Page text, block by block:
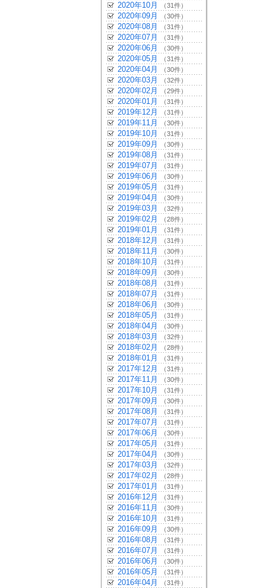
2020年10月 （31件）
2020年09月 （30件）
2020年08月 （31件）
2020年07月 （31件）
2020年06月 （30件）
2020年05月 （31件）
2020年04月 （30件）
2020年03月 （32件）
2020年02月 （29件）
2020年01月 （31件）
2019年12月 （31件）
2019年11月 （30件）
2019年10月 （31件）
2019年09月 （30件）
2019年08月 （31件）
2019年07月 （31件）
2019年06月 （30件）
2019年05月 （31件）
2019年04月 （30件）
2019年03月 （32件）
2019年02月 （28件）
2019年01月 （31件）
2018年12月 （31件）
2018年11月 （30件）
2018年10月 （31件）
2018年09月 （30件）
2018年08月 （31件）
2018年07月 （31件）
2018年06月 （30件）
2018年05月 （31件）
2018年04月 （30件）
2018年03月 （32件）
2018年02月 （28件）
2018年01月 （31件）
2017年12月 （31件）
2017年11月 （30件）
2017年10月 （31件）
2017年09月 （30件）
2017年08月 （31件）
2017年07月 （31件）
2017年06月 （30件）
2017年05月 （31件）
2017年04月 （30件）
2017年03月 （32件）
2017年02月 （28件）
2017年01月 （31件）
2016年12月 （31件）
2016年11月 （30件）
2016年10月 （31件）
2016年09月 （30件）
2016年08月 （31件）
2016年07月 （31件）
2016年06月 （30件）
2016年05月 （31件）
2016年04月 （31件）